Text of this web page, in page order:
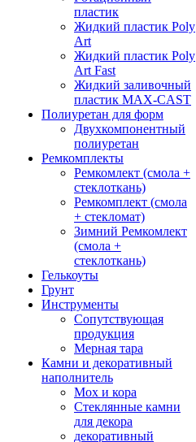
пластик
Жидкий пластик Poly
Art
Жидкий пластик Poly
Art Fast
Жидкий заливочный
пластик MAX-CAST
Полиуретан для форм
Двухкомпонентный
полиуретан
Ремкомплекты
Ремкомлект (смола +
стеклоткань)
Ремкомплект (смола
+ стекломат)
Зимний Ремкомлект
(смола +
стеклоткань)
Гелькоуты
Грунт
Инструменты
Сопутствующая
продукция
Мерная тара
Камни и декоративный
наполнитель
Мох и кора
Стеклянные камни
для декора
декоративный